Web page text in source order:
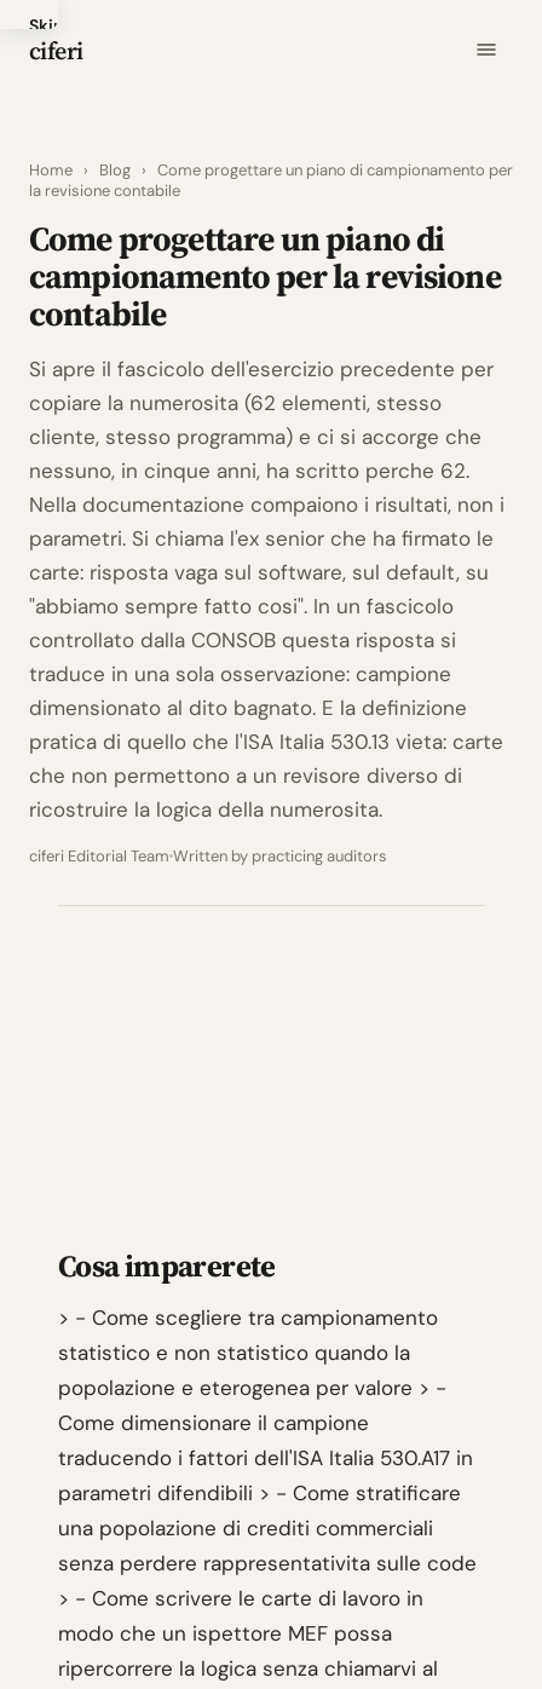
Skip
to
ciferi
Home › Blog › Come progettare un piano di campionamento per
la revisione contabile
Come progettare un piano di
campionamento per la revisione
contabile
Si apre il fascicolo dell'esercizio precedente per
copiare la numerosita (62 elementi, stesso
cliente, stesso programma) e ci si accorge che
nessuno, in cinque anni, ha scritto perche 62.
Nella documentazione compaiono i risultati, non i
parametri. Si chiama l'ex senior che ha firmato le
carte: risposta vaga sul software, sul default, su
"abbiamo sempre fatto cosi". In un fascicolo
controllato dalla CONSOB questa risposta si
traduce in una sola osservazione: campione
dimensionato al dito bagnato. E la definizione
pratica di quello che l'ISA Italia 530.13 vieta: carte
che non permettono a un revisore diverso di
ricostruire la logica della numerosita.
ciferi Editorial Team Written by practicing auditors
Cosa imparerete
> - Come scegliere tra campionamento
statistico e non statistico quando la
popolazione e eterogenea per valore > -
Come dimensionare il campione
traducendo i fattori dell'ISA Italia 530.A17 in
parametri difendibili > - Come stratificare
una popolazione di crediti commerciali
senza perdere rappresentativita sulle code
> - Come scrivere le carte di lavoro in
modo che un ispettore MEF possa
ripercorrere la logica senza chiamarvi al